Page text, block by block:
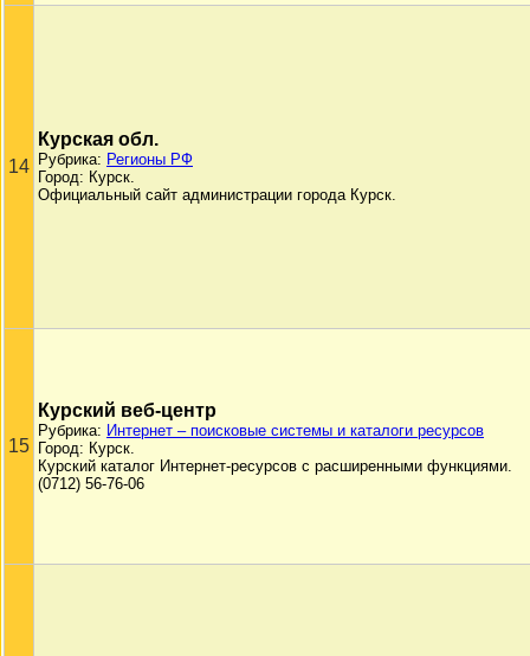
14
Курская обл.
Рубрика: Регионы РФ
Город: Курск.
Официальный сайт администрации города Курск.
15
Курский веб-центр
Рубрика: Интернет – поисковые системы и каталоги ресурсов
Город: Курск.
Курский каталог Интернет-ресурсов с расширенными функциями.
(0712) 56-76-06